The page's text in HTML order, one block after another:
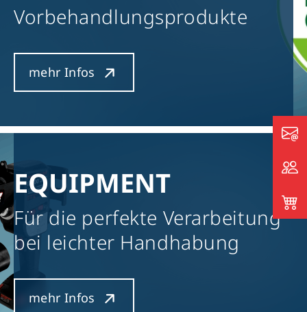
Vorbehandlungsprodukte
mehr Infos
EQUIPMENT
Für die perfekte Verarbeitung
bei leichter Handhabung
mehr Infos